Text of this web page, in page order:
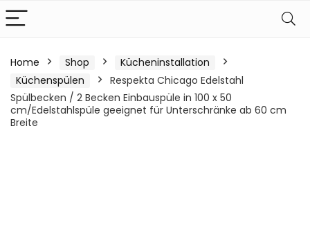
Home Shop
Kücheninstallation
Küchenspülen
Respekta Chicago Edelstahl
Spülbecken / 2 Becken Einbauspüle in 100 x 50
cm/Edelstahlspüle geeignet für Unterschränke ab 60 cm
Breite